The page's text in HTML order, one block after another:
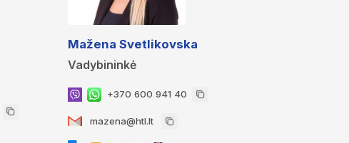
Mažena Svetlikovska
Vadybininkė
+370 600 941 40
mazena@htl.lt